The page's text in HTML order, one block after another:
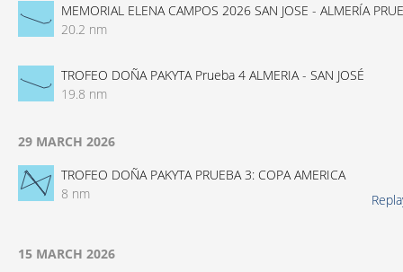
MEMORIAL ELENA CAMPOS 2026 SAN JOSE - ALMERÍA
20.2 nm
TROFEO DOÑA PAKYTA Prueba 4 ALMERIA - SAN JOSÉ
19.8 nm
29 MARCH 2026
TROFEO DOÑA PAKYTA PRUEBA 3: COPA AMERICA
8 nm
15 MARCH 2026